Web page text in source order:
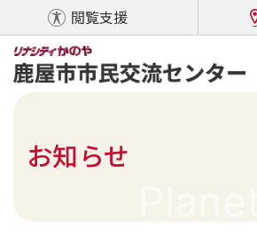
閲覧支援
お知らせ